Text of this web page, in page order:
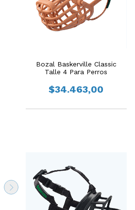
Bozal Baskerville Classic
Talle 4 Para Perros
$34.463,00